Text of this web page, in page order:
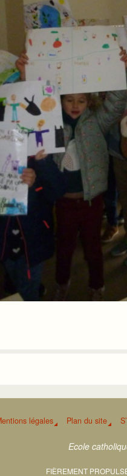
légales Plan du site
Ecole
FIÈREMENT